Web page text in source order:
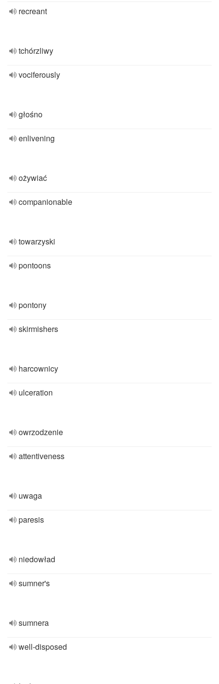
recreant
tchórzliwy
vociferously
głośno
enlivening
ożywiać
companionable
towarzyski
pontoons
pontony
skirmishers
harcownicy
ulceration
owrzodzenie
attentiveness
uwaga
paresis
niedowład
sumner's
sumnera
well-disposed